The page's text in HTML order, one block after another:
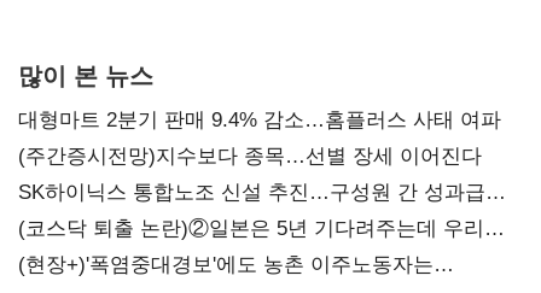
많이 본 뉴스
대형마트 2분기 판매 9.4% 감소…홈플러스 사태 여파
(주간증시전망)지수보다 종목…선별 장세 이어진다
SK하이닉스 통합노조 신설 추진…구성원 간 성과급
불만 확산
(코스닥 퇴출 논란)②일본은 5년 기다려주는데 우리는
당장 퇴출?…시간만으론 부족한 코스닥 구하기
(현장+)'폭염중대경보'에도 농촌 이주노동자는